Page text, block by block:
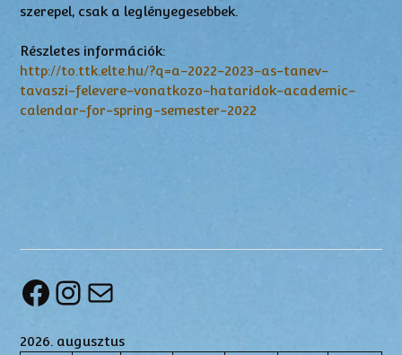
szerepel, csak a leglényegesebbek.
Részletes információk:
http://to.ttk.elte.hu/?q=a-2022-2023-as-tanev-
tavaszi-felevere-vonatkozo-hataridok-academic-
calendar-for-spring-semester-2022
Facebook
Instagram
Mail
2026. augusztus